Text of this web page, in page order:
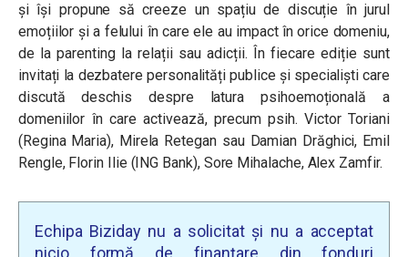
și își propune să creeze un spațiu de discuție în jurul
emoțiilor și a felului în care ele au impact în orice domeniu,
de la parenting la relații sau adicții. În fiecare ediție sunt
invitați la dezbatere personalități publice și specialiști care
discută deschis despre latura psihoemoțională a
domeniilor în care activează, precum psih. Victor Toriani
(Regina Maria), Mirela Retegan sau Damian Drăghici, Emil
Rengle, Florin Ilie (ING Bank), Sore Mihalache, Alex Zamfir.
Echipa Biziday nu a solicitat și nu a acceptat
nicio formă de finanțare din fonduri